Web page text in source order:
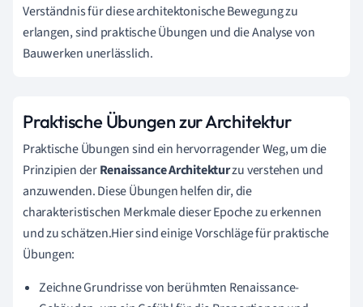
Verständnis für diese architektonische Bewegung zu
erlangen, sind praktische Übungen und die Analyse von
Bauwerken unerlässlich.
Praktische Übungen zur Architektur
Praktische Übungen sind ein hervorragender Weg, um die
Prinzipien derRenaissance Architekturzu verstehen und
anzuwenden. Diese Übungen helfen dir, die
charakteristischen Merkmale dieser Epoche zu erkennen
und zu schätzen.Hier sind einige Vorschläge für praktische
Übungen:
Zeichne Grundrisse von berühmten Renaissance-